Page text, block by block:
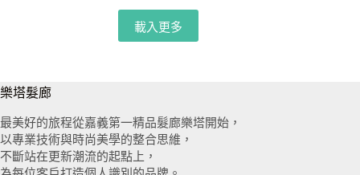
載入更多
樂塔髮廊
最美好的旅程從嘉義第一精品髮廊樂塔開始，
以專業技術與時尚美學的整合思維，
不斷站在更新潮流的起點上，